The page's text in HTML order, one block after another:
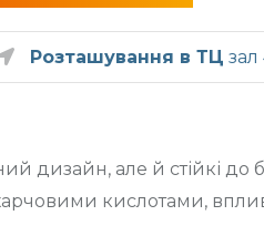
Розташування в ТЦ зал
дизайн, але й стійкі до
кислотами,